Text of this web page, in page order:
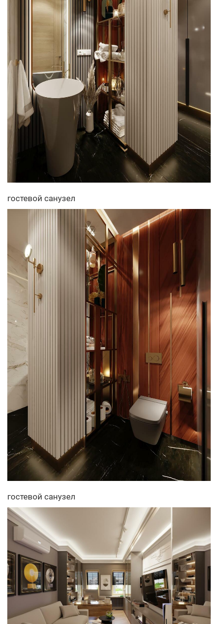
гостевой санузел
гостевой санузел